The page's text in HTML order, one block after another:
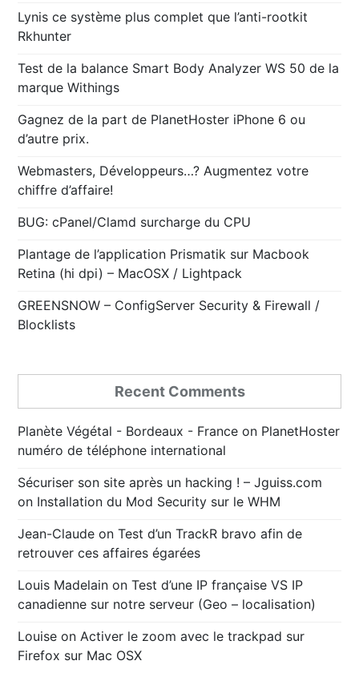
Lynis ce système plus complet que l’anti-rootkit
Rkhunter
Test de la balance Smart Body Analyzer WS 50 de la
marque Withings
Gagnez de la part de PlanetHoster iPhone 6 ou
d’autre prix.
Webmasters, Développeurs…? Augmentez votre
chiffre d’affaire!
BUG: cPanel/Clamd surcharge du CPU
Plantage de l’application Prismatik sur Macbook
Retina (hi dpi) – MacOSX / Lightpack
GREENSNOW – ConfigServer Security & Firewall /
Blocklists
Recent Comments
Planète Végétal - Bordeaux - France on PlanetHoster
numéro de téléphone international
Sécuriser son site après un hacking ! – Jguiss.com
on Installation du Mod Security sur le WHM
Jean-Claude onTest d’un TrackR bravo afin de
retrouver ces affaires égarées
Louis Madelain onTest d’une IP française VS IP
canadienne sur notre serveur (Geo – localisation)
Louise on Activer le zoom avec le trackpad sur
Firefox sur Mac OSX